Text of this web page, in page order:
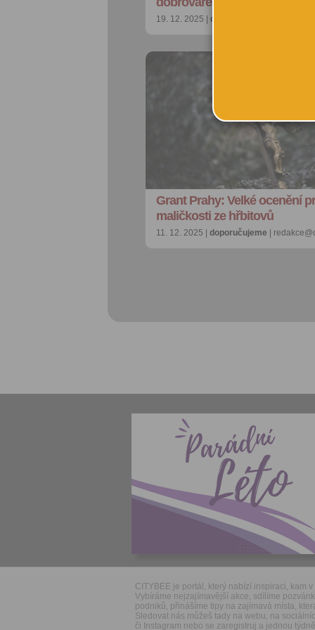
19. 12. 2025 | doporučujeme
Grant Prahy: Velké ocenění
maličkosti ze hřbitovů
11. 12. 2025 | doporučujeme |
CITYBEE je portál, který nabízí inspiraci, kam v
Vybíráme nejzajímavější akce, sdílíme
podniků, přinášíme tipy na zajímavá místa,
Sledovat nás můžeš tady na webu, na
či Instagram nebo se zaregistruj a jednou